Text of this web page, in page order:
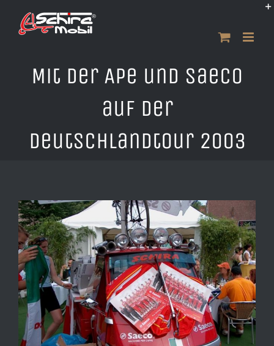
Inhalt
springen
Mit der Ape und Saeco
auf der
Deutschlandtour 2003
Zeige
grösseres
Bild